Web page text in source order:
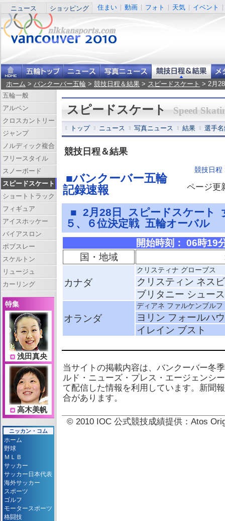
ニュース ショッピング 住まい 動画 フォト 天気 イベント
ホーム > バンクーバー五輪 > 競技日程＆結果 > スピードスケート > 2月
スピードスケート Speed
トップ ニュース 写真ニュース 結果 選手
競技日程＆結果
■バンクーバー五輪
記録速報
競技日程
ページ更
■ 2月28日 スピードスケート
５、６位決定戦 五輪オーバル
開始時刻： 06時19
国・地域
カナダ
クリスティナ グローブス
クリスティン ネス
ブリタニー シュー
オランダ
ディアネ ファルケンブルフ
ヨリン フォールハ
イレイン ブスト
当サイトの掲載内容は、バンクーバー冬
ルド・ニューズ・プレス・エージェンシ
て配信した情報を利用しています。新聞
合があります。
© 2010 IOC 公式競技成績提供：Atos
五輪一般
アルペン
クロスカントリー
ジャンプ
ノルディック複合
フリースタイル
スノーボード
スピードスケート
ショートトラック
フィギュア
アイスホッケー
バイアスロン
ボブスレー
スケルトン
リュージュ
カーリング
特集
浅田真央
高木美帆
ニッカン・コム
ホーム
野球
ＭＬＢ
サッカー
サッカー日本代表
海外サッカー
スポーツ
ゴルフ
モータースポーツ
格闘技